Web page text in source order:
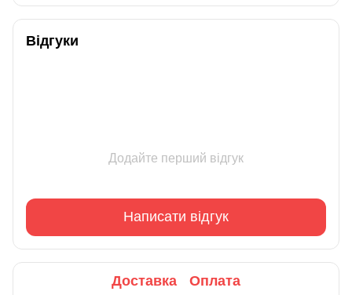
Відгуки
Додайте перший відгук
Написати відгук
Доставка Оплата